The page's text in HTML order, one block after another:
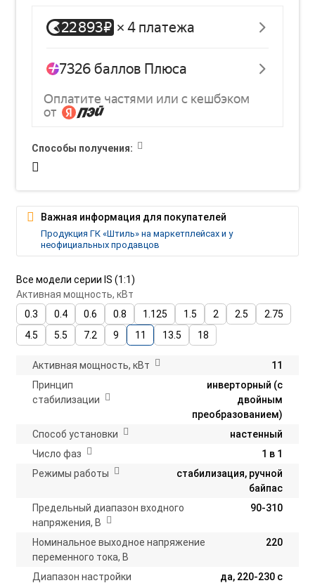
Все модели серии IS (1:1)
Активная мощность, кВт
0.3
0.4 0.6 0.8 1.125 1.5 2 2.5
2.75
4.5
5.5 7.2 9 11 13.5 18
Активная мощность, кВт
11
Принцип
стабилизации
инверторный (с
двойным
преобразованием)
Способ установки
настенный
Число фаз
1 в 1
Режимы работы
стабилизация, ручной
байпас
Предельный диапазон входного
напряжения, В
90-310
Номинальное выходное напряжение
переменного тока, В
220
Диапазон настройки
да, 220-230 с
Способы получения:
Важная информация для покупателей
Продукция ГК «Штиль» на маркетплейсах и у
неофициальных продавцов